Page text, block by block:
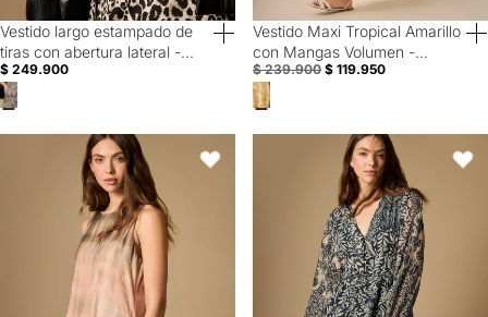
Vestido largo estampado de
tiras con abertura lateral -
Crudo
$ 249.900
50% Off
Vestido Maxi Tropical Amarillo
con Mangas Volumen -
Amarillo
$ 239.900 $ 119.950
Vestido largo estampado manga sisa con bolsillos laterales - Rosa
Favoritos
Vestido corto con diseño